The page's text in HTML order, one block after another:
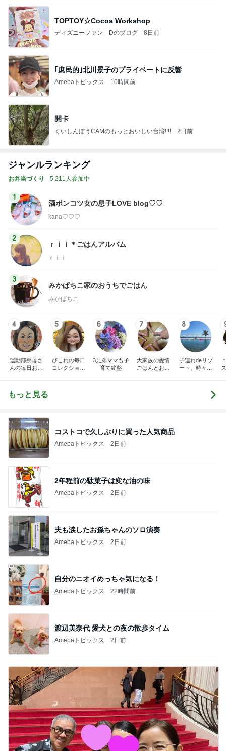
TOPTOY☆Cocoa Workshop
ディズニーファン Dのブログ 8日前
｢庶民的｣北川景子のプライベートに反響
Amebaトピックス 10時間前
開卡
くいしんぼうCAMのもっとおいしい台湾!!!! 2日前
ジャンルランキング
お弁当づくり 5,211人参加中
1
酒ポンコツ女の息子LOVE blog♡♡
kana♡♡♡
2
ｒｉｉ＊ごはんアルバム
ｒｉｉ
3
みかぱちこ家のおうちでごはん
みかぱちこ
4
運動部寮母さ
んの毎日お弁
5
ぴこれの毎日
コレクション
6
3兄弟ママも子
育て終盤
7
大家族の愛情
ごはんとお弁
8
子連れdeリゾ
ート、時々キ
もっと見る
コストコで久しぶりに買った人気商品
Amebaトピックス 2日前
2年程前の駄菓子は変な油の味
Amebaトピックス 2日前
夫も涙したお孫ちゃんのソロ演奏
Amebaトピックス 2日前
自分のニオイめっちゃ気になる！
Amebaトピックス 22時間前
渡辺美奈代 愛犬との夜の散歩タイム
Amebaトピックス 2日前